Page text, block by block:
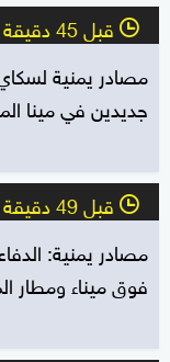
l قبل 45 دقيقة
مصادر يمنية
جديدين في مينا
l قبل 49 دقيقة
مصادر يمنية:
فوق ميناء ومطار